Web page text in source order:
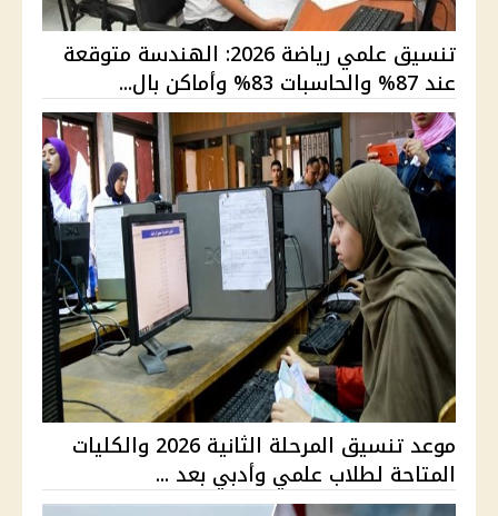
تنسيق علمي رياضة 2026: الهندسة متوقعة
عند 87% والحاسبات 83% وأماكن بال...
موعد تنسيق المرحلة الثانية 2026 والكليات
المتاحة لطلاب علمي وأدبي بعد ...